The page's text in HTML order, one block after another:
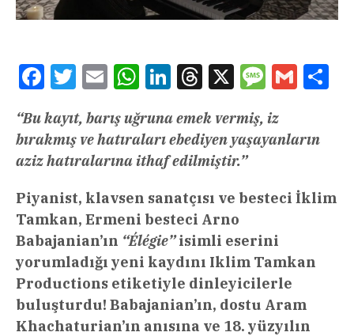
FacebookTwitterEmail WhatsAppLinkedInThreads
X Message
Gmail
“Bu kayıt, barış uğruna emek vermiş, iz
bırakmış ve hatıraları ebediyen yaşayanların
aziz hatıralarına ithaf edilmiştir.”
Piyanist, klavsen sanatçısı ve besteci İklim
Tamkan, Ermeni besteci Arno
Babajanian’ın “Élégie”isimli eserini
yorumladığı yeni kaydını Iklim Tamkan
Productions etiketiyle dinleyicilerle
buluşturdu! Babajanian’ın, dostu Aram
Khachaturian’ın anısına ve 18. yüzyılın